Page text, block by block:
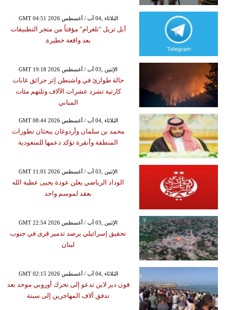
GMT 04:51 2026 الثلاثاء ,04 آب / أغسطس
أبل تزيل "تلغرام" مؤقتاً من متجر التطبيقات
بعد واقعة خطيرة
GMT 19:18 2026 الإثنين ,03 آب / أغسطس
حالة طوارئ في واشنطن إثر حرائق غابات
كارثية تشرد عشرات الآلاف وتلتهم مئات
المباني
GMT 08:44 2026 الثلاثاء ,04 آب / أغسطس
محمد بن سلمان وأردوغان يبحثان تطورات
المنطقة وأنقرة تؤكد دعمها للسعودية
GMT 11:01 2026 الإثنين ,03 آب / أغسطس
الوداد الرياضي يعلن عودة يحيى عطية الله
بعقد لموسم واحد
GMT 22:54 2026 الإثنين ,03 آب / أغسطس
تحقيق إسرائيلي يرصد تدمير قرى في جنوب
لبنان
GMT 02:15 2026 الثلاثاء ,04 آب / أغسطس
فون دير لاين تدعو إلى تحرك أوروبي موحد بعد
تدفق آلاف المهاجرين إلى سبتة